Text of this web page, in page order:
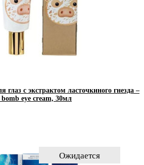
глаз с экстрактом ласточкиного гнезда –
eye cream, 30мл
Ожидается